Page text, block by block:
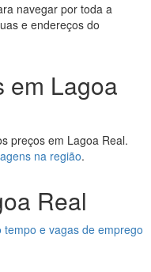
navegar por toda a
e endereços do
em Lagoa
preços em Lagoa Real.
na região.
Real
e vagas de emprego